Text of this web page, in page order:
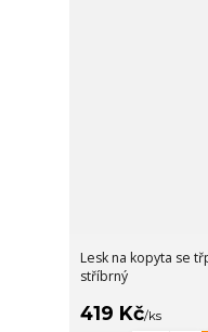
Lesk na kopyta se
stříbrný
419 Kč/ks